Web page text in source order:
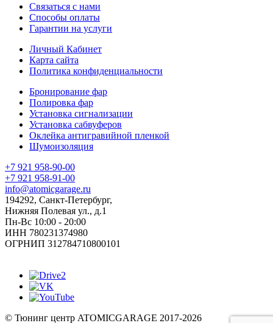
Связаться с нами
Способы оплаты
Гарантии на услуги
Личный Кабинет
Карта сайта
Политика конфиденциальности
Бронирование фар
Полировка фар
Установка сигнализации
Установка сабвуферов
Оклейка антигравийной пленкой
Шумоизоляция
+7 921 958-90-00
+7 921 958-91-00
info@atomicgarage.ru
194292, Санкт-Петербург,
Нижняя Полевая ул., д.1
Пн-Вс 10:00 - 20:00
ИНН 780231374980
ОГРНИП 312784710800101
© Тюнинг центр ATOMICGARAGE 2017-2026